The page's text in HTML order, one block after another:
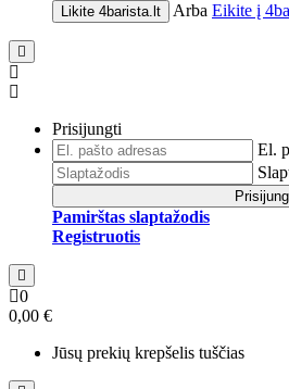
Likite 4barista.lt Arba Eikite į
Prisijungti
El.
Pamirštas slaptažodis
Registruotis
0
0,00 €
Jūsų prekių krepšelis tuščias